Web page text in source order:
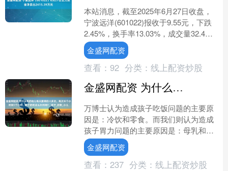
本站消息，截至2025年6月27日收盘，
宁波远洋(601022)报收于9.55元，下跌
2.45%，换手率13.03%，成交量32.4万
手，成交额3.1亿元。 6....
金盛网配资
查看： 92 分类： 线上配资炒股
金盛网配资 为什么有的幼儿每天要喂奶十多次，每次半个小时到1个小时，吃个奶吃这么长时间？_孩子_奶粉_小儿
万博士认为造成孩子吃饭问题的主要原
因是：冷饮和零食。而我们则认为造成
孩子胃力问题的主要原因是：母乳和奶
粉，也就是都是婴幼时被胃伤过，你们
更认同哪个观点？ 想不到....
金盛网配资
查看： 237 分类： 线上配资炒股